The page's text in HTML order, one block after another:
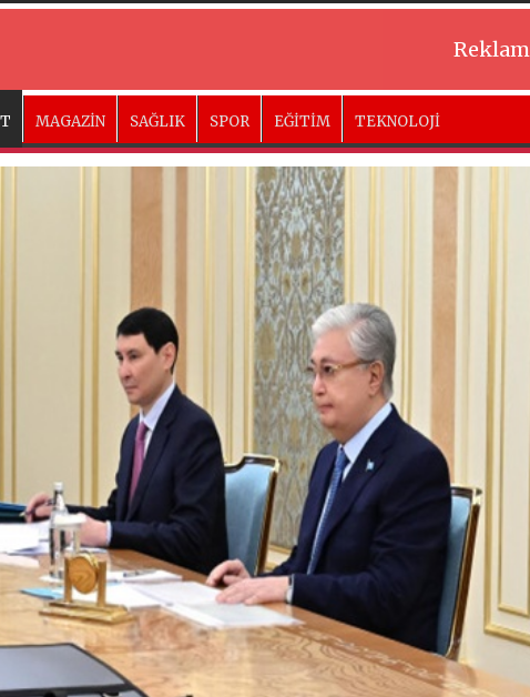
MAGAZİN SAĞLIK SPOR EĞİTİM TEKNOLOJİ